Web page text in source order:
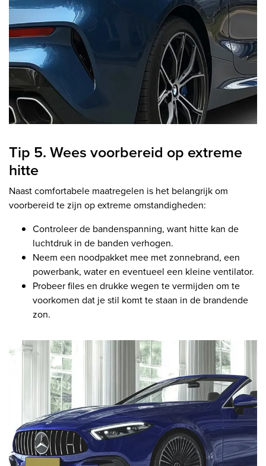
Tip 5. Wees voorbereid op extreme
hitte
Naast comfortabele maatregelen is het belangrijk om
voorbereid te zijn op extreme omstandigheden:
Controleer de bandenspanning, want hitte kan de
luchtdruk in de banden verhogen.
Neem een noodpakket mee met zonnebrand, een
powerbank, water en eventueel een kleine ventilator.
Probeer files en drukke wegen te vermijden om te
voorkomen dat je stil komt te staan in de brandende
zon.